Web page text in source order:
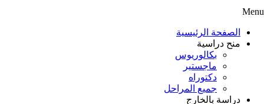
Menu
الصفحة الرئيسية
منح دراسية
بكالوريوس
ماجستير
دكتوراه
جميع المراحل
دراسة بالخارج